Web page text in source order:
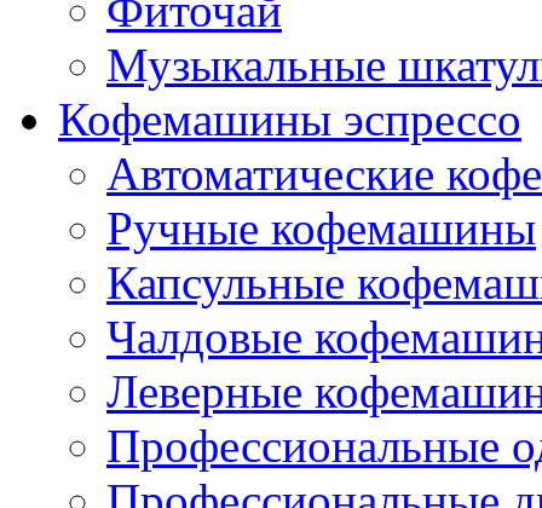
Музыкальные
Кофемашины эспрессо
Автоматические
Ручные кофемашины
Капсульные
Чалдовые
Леверные
Профессиональные